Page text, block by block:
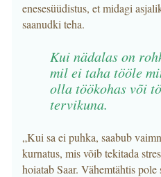
enesesüüdistus, et midagi
saanudki teha.
Kui nädalas on
mil ei taha tööle
olla töökohas või
tervikuna.
„Kui sa ei puhka, saabub
kurnatus, mis võib tekitada
hoiatab Saar. Vähemtähtis